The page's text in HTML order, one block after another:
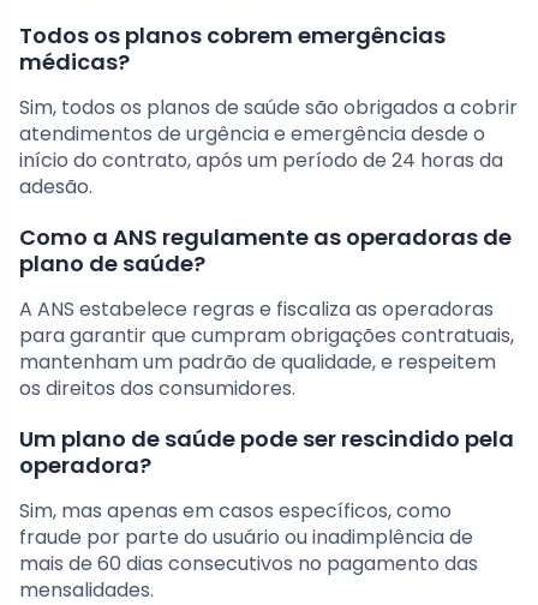
Todos os planos cobrem emergências
médicas?
Sim, todos os planos de saúde são obrigados a cobrir
atendimentos de urgência e emergência desde o
início do contrato, após um período de 24 horas da
adesão.
Como a ANS regulamente as operadoras de
plano de saúde?
A ANS estabelece regras e fiscaliza as operadoras
para garantir que cumpram obrigações contratuais,
mantenham um padrão de qualidade, e respeitem
os direitos dos consumidores.
Um plano de saúde pode ser rescindido pela
operadora?
Sim, mas apenas em casos específicos, como
fraude por parte do usuário ou inadimplência de
mais de 60 dias consecutivos no pagamento das
mensalidades.